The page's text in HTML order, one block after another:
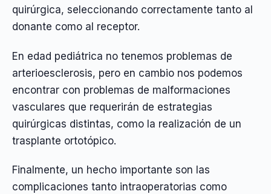
quirúrgica, seleccionando correctamente tanto al
donante como al receptor.
En edad pediátrica no tenemos problemas de
arterioesclerosis, pero en cambio nos podemos
encontrar con problemas de malformaciones
vasculares que requerirán de estrategias
quirúrgicas distintas, como la realización de un
trasplante ortotópico.
Finalmente, un hecho importante son las
complicaciones tanto intraoperatorias como